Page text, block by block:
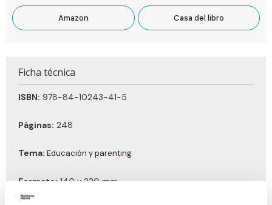
Amazon Casa del libro
Ficha técnica
ISBN: 978-84-10243-41-5
Páginas: 248
Tema: Educación y parenting
Formato:140 x 220 mm